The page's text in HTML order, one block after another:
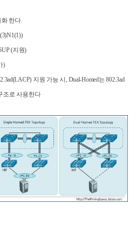
화 한다.
(지원)
)
지원 가능 시, Dual-Homed는802.3ad
조로 사용한다